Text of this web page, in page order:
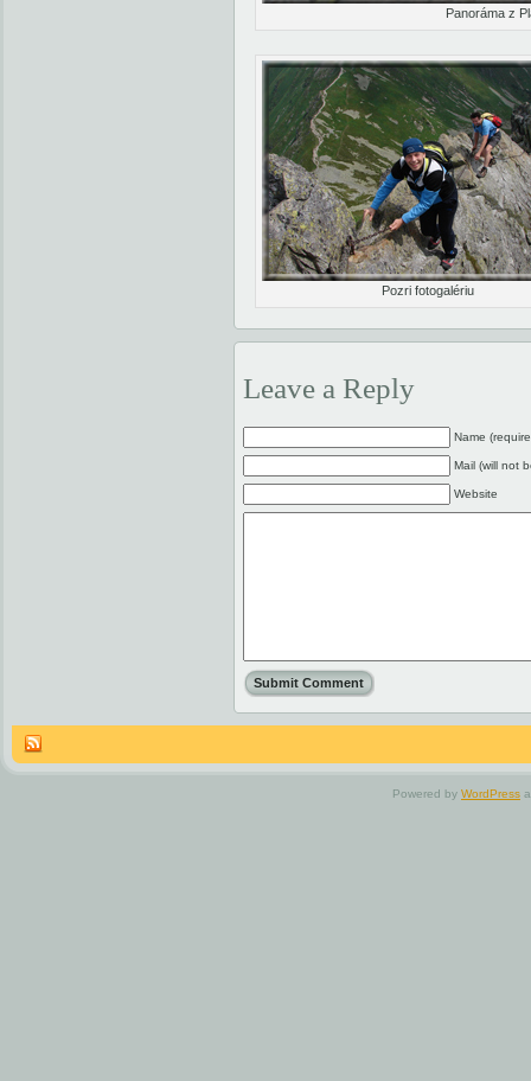
Panoráma z
Pozri fotogalériu
Leave a Reply
Name
Mail (will not
Website
Powered by WordPress